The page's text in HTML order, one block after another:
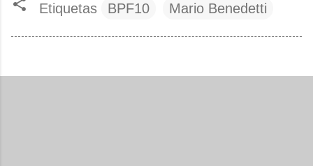
Etiquetas BPF10 Mario Benedetti